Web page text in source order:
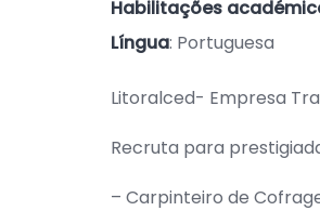
Habilitações
Língua: Portuguesa
Litoralced- Empresa
Recruta para
– Carpinteiro de